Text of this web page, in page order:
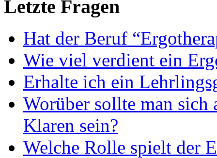
Letzte Fragen
Hat der Beruf
Wie viel verdient ein
Erhalte ich ein
Worüber sollte man sich
Klaren sein?
Welche Rolle spielt der